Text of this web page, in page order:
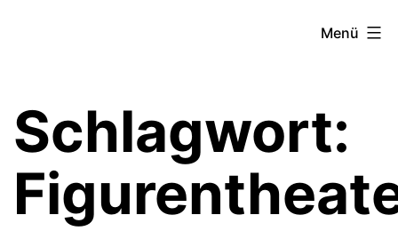
Menü
Schlagwort: